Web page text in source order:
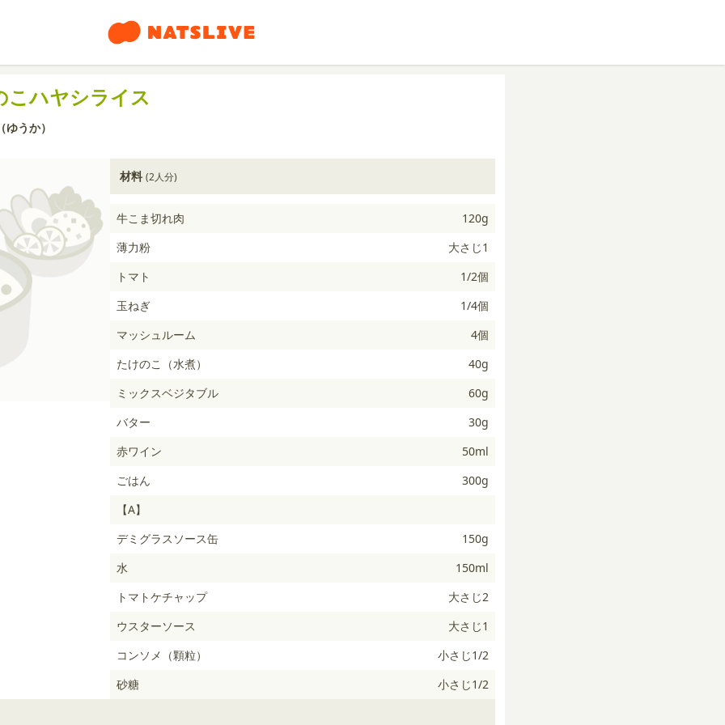
ハヤシライス
うか）
材料 (2人分)
牛こま切れ肉
120g
薄力粉
大さじ1
トマト
1/2個
玉ねぎ
1/4個
マッシュルーム
4個
たけのこ（水煮）
40g
ミックスベジタブル
60g
バター
30g
赤ワイン
50ml
ごはん
300g
【A】
デミグラスソース缶
150g
水
150ml
トマトケチャップ
大さじ2
ウスターソース
大さじ1
コンソメ（顆粒）
小さじ1/2
砂糖
小さじ1/2